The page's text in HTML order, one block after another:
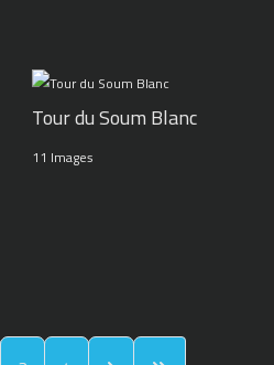
Tour du Soum Blanc
11 Images